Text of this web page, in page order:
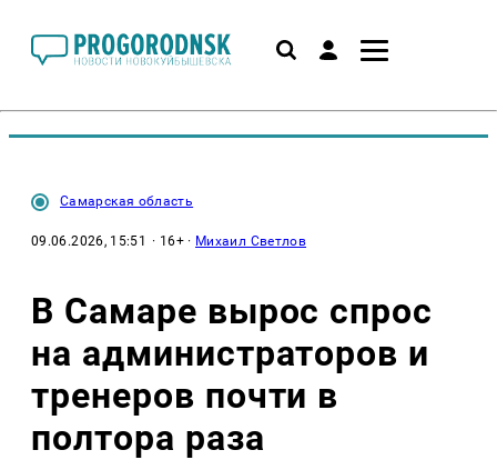
Самарская область
09.06.2026, 15:51 · 16+ · Михаил Светлов
В Самаре вырос спрос
на администраторов и
тренеров почти в
полтора раза